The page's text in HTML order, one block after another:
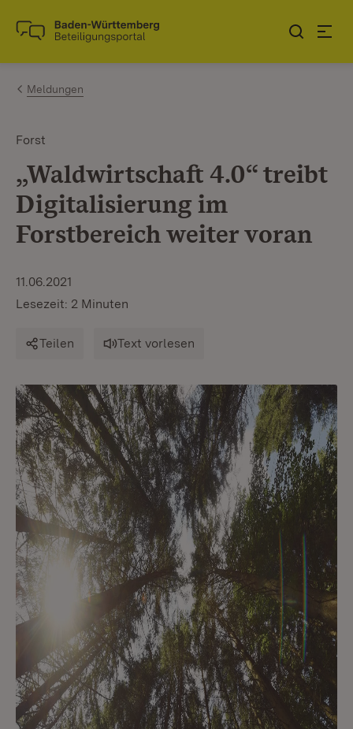
Zum Inhalt springen
Link zur Startseite
Meldungen
Forst
„Waldwirtschaft 4.0“ treibt
Digitalisierung im
Forstbereich weiter voran
11.06.2021
Lesezeit: 2 Minuten
Teilen Text vorlesen